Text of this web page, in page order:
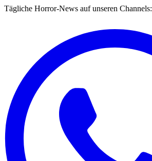
Tägliche Horror-News auf unseren Channels: